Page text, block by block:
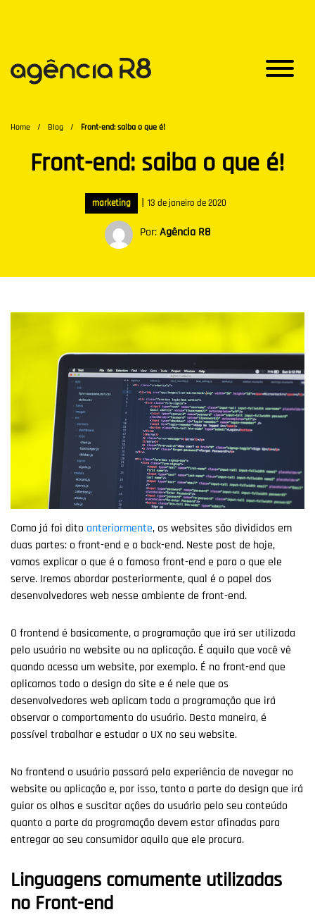
Home / Blog / Front-end: saiba o que é!
Front-end: saiba o que é!
marketing | 13 de janeiro de 2020
Por:Agência R8
Como já foi dito anteriormente, os websites são divididos em
duas partes: o front-end e o back-end. Neste post de hoje,
vamos explicar o que é o famoso front-end e para o que ele
serve. Iremos abordar posteriormente, qual é o papel dos
desenvolvedores web nesse ambiente de front-end.
O frontend é basicamente, a programação que irá ser utilizada
pelo usuário no website ou na aplicação. É aquilo que você vê
quando acessa um website, por exemplo. É no front-end que
aplicamos todo o design do site e é nele que os
desenvolvedores web aplicam toda a programação que irá
observar o comportamento do usuário. Desta maneira, é
possível trabalhar e estudar o UX no seu website.
No frontend o usuário passará pela experiência de navegar no
website ou aplicação e, por isso, tanto a parte do design que irá
guiar os olhos e suscitar ações do usuário pelo seu conteúdo
quanto a parte da programação devem estar afinadas para
entregar ao seu consumidor aquilo que ele procura.
Linguagens comumente utilizadas
no Front-end